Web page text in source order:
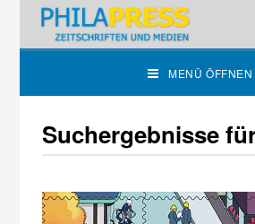
MENÜ ÖFFNEN
Suchergebnisse